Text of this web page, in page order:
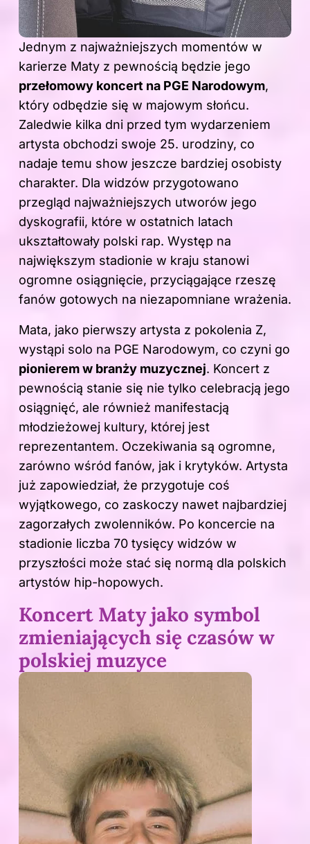
Jednym z najważniejszych momentów w
karierze Maty z pewnością będzie jego
przełomowy koncert na PGE Narodowym,
który odbędzie się w majowym słońcu.
Zaledwie kilka dni przed tym wydarzeniem
artysta obchodzi swoje 25. urodziny, co
nadaje temu show jeszcze bardziej osobisty
charakter. Dla widzów przygotowano
przegląd najważniejszych utworów jego
dyskografii, które w ostatnich latach
ukształtowały polski rap. Występ na
największym stadionie w kraju stanowi
ogromne osiągnięcie, przyciągające rzeszę
fanów gotowych na niezapomniane wrażenia.
Mata, jako pierwszy artysta z pokolenia Z,
wystąpi solo na PGE Narodowym, co czyni go
pionierem w branży muzycznej. Koncert z
pewnością stanie się nie tylko celebracją jego
osiągnięć, ale również manifestacją
młodzieżowej kultury, której jest
reprezentantem. Oczekiwania są ogromne,
zarówno wśród fanów, jak i krytyków. Artysta
już zapowiedział, że przygotuje coś
wyjątkowego, co zaskoczy nawet najbardziej
zagorzałych zwolenników. Po koncercie na
stadionie liczba 70 tysięcy widzów w
przyszłości może stać się normą dla polskich
artystów hip-hopowych.
Koncert Maty jako symbol
zmieniających się czasów w
polskiej muzyce